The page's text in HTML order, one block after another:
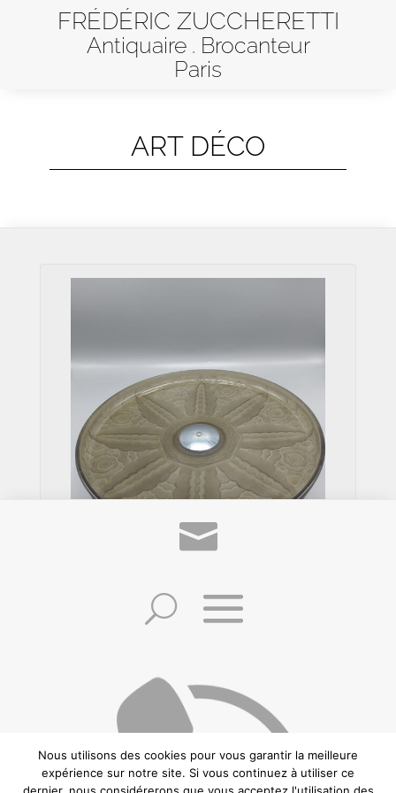
FRÉDÉRIC ZUCCHERETTI
Antiquaire . Brocanteur
Paris
ART DÉCO
©2021 Frédéric Zuccheretti –Politique de confidentialité–Conditions
générales de vente – Mentions Légales – Création: CREAWEBSITE– Ce site est
Nous utilisons des cookies pour vous garantir la meilleure
expérience sur notre site. Si vous continuez à utiliser ce